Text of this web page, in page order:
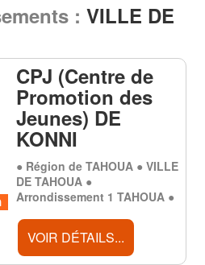
: VILLE DE
CPJ (Centre de
Promotion des
Jeunes) DE
KONNI
● Région de TAHOUA ● VILLE
DE TAHOUA ●
Arrondissement 1 TAHOUA ●
VOIR DÉTAILS...